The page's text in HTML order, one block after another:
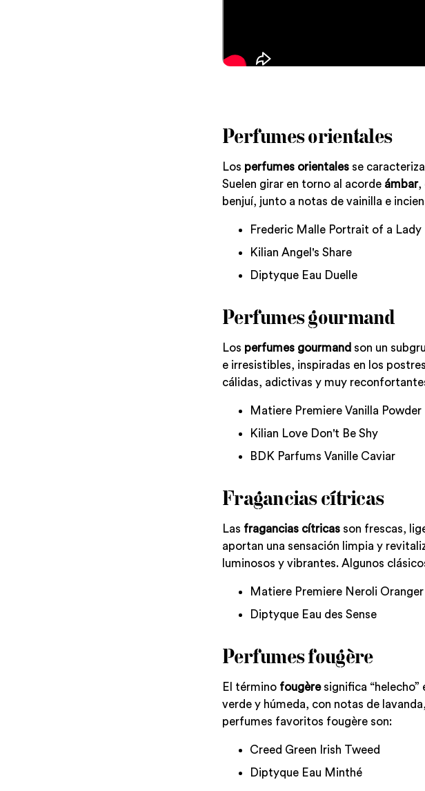
Perfumes orientales
Los perfumes orientales se
Suelen girar en torno al acorde ámbar,
benjuí, junto a notas de vainilla e
Frederic Malle Portrait of a Lady
Kilian Angel's Share
Diptyque Eau Duelle
Perfumes gourmand
Los perfumes gourmand son un
e irresistibles, inspiradas en los
cálidas, adictivas y muy
Matiere Premiere Vanilla Powder
Kilian Love Don't Be Shy
BDK Parfums Vanille Caviar
Fragancias cítricas
Las fragancias cítricas son frescas,
aportan una sensación limpia y
luminosos y vibrantes. Algunos
Matiere Premiere Neroli Oranger
Diptyque Eau des Sense
Perfumes fougère
El término fougèresignifica “helecho”
verde y húmeda, con notas de
perfumes favoritos fougère son:
Creed Green Irish Tweed
Diptyque Eau Minthé